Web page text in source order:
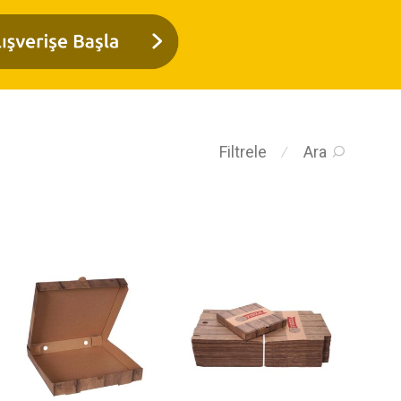
Filtrele ⁄ Ara